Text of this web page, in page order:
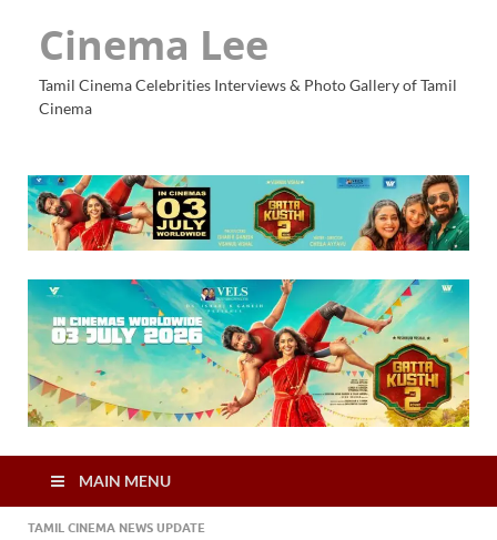
Cinema Lee
Tamil Cinema Celebrities Interviews & Photo Gallery of Tamil
Cinema
MAIN MENU
TAMIL CINEMA NEWS UPDATE